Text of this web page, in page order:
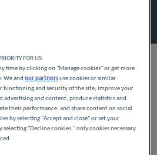
W
W
FOR US
time by clicking on "Manage cookies" or get more
We andour partnersuse cookies or similar
functioning and security of the site, improve your
advertising and content, produce statistics and
their performance, and share content on social
by selecting "Accept and close" or set your
selecting "Decline cookies," only cookies necessary